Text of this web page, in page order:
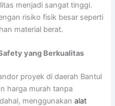
menjadi sangat tinggi.
risiko fisik besar seperti
material berat.
yang Berkualitas
proyek di daerah Bantul
harga murah tanpa
menggunakanalat